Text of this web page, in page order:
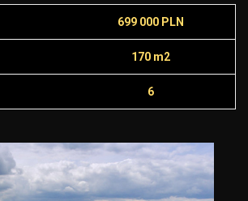
699 000 PLN
170 m2
6